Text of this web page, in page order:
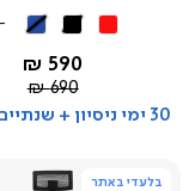
שחורכחול
More
Colors
החל מ-
590 ₪
מחיר
רגיל
690 ₪
30 ימי ניסיון + שנתיים אחריות
בלעדי באתר